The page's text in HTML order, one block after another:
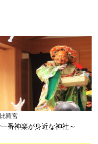
羅宮
番神楽が身近な神社～